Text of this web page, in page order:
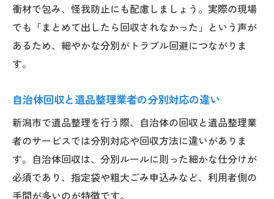
衝材で包み、怪我防止にも配慮しましょう。実際の現場
でも「まとめて出したら回収されなかった」という声が
あるため、細やかな分別がトラブル回避につながりま
す。
自治体回収と遺品整理業者の分別対応の違い
新潟市で遺品整理を行う際、自治体の回収と遺品整理業
者のサービスでは分別対応や回収方法に違いがありま
す。自治体回収は、分別ルールに則った細かな仕分けが
必須であり、指定袋や粗大ごみ申込みなど、利用者側の
手間が多いのが特徴です。